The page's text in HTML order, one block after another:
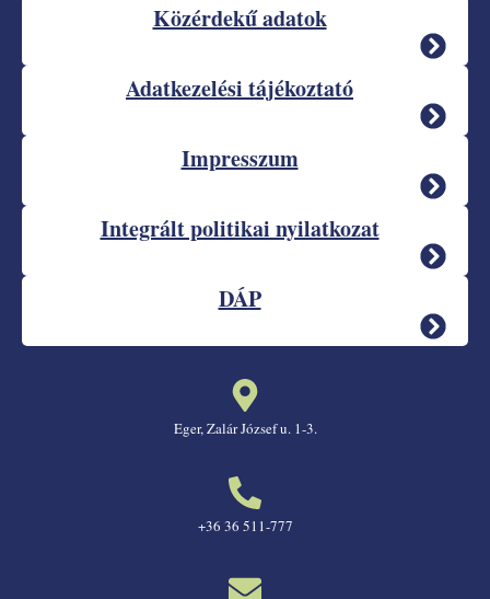
Közérdekű adatok
Adatkezelési tájékoztató
Impresszum
Integrált politikai nyilatkozat
DÁP
Eger, Zalár József u. 1-3.
+36 36 511-777